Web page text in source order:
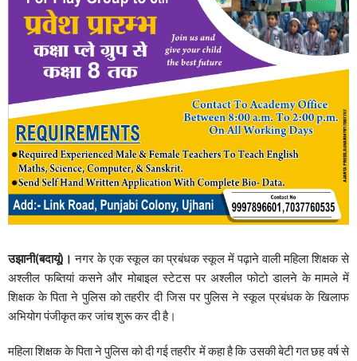
उझानी(बदायूं)। नगर के एक स्कूल का प्रबंधक स्कूल में पढ़ाने वाली महिला शिक्षक से
अश्लील फब्तियां कसने और मोबाइल स्टेटस पर अश्लील फोटो डालने के मामले में
शिक्षक के पिता ने पुलिस को तहरीर दी जिस पर पुलिस ने स्कूल प्रबंधक के खिलाफ
अभियोग पंजीकृत कर जांच शुरू कर दी है।
महिला शिक्षक के पिता ने पुलिस को दी गई तहरीर में कहा है कि उसकी बेटी गत छह वर्ष से